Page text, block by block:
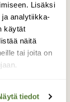
Lisäksi
analytiikka-
käytät
näitä
tai joita on
tiedot
arkipäivä ja